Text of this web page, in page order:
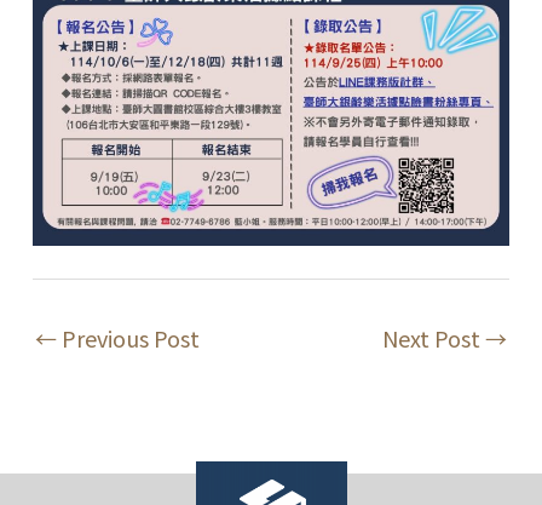
← Previous Post Next Post→